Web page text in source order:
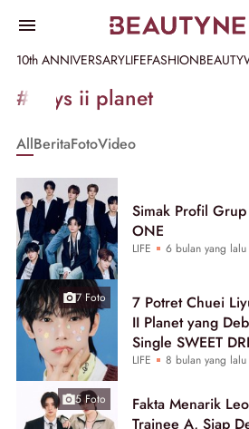
10th ANNIVERSARYLIFEFASHIONBEAUTY
Informasi
[GET_DATA_TITLE]
Beautynesia
#boys ii planet
AllBeritaFotoVideo
Simak Profil Grup
ONE
LIFE 6 bulan yang lalu
7 Foto
7 Potret Chuei
II Planet yang
Single SWEET
LIFE 8 bulan yang lalu
5 Foto
Fakta Menarik
Trainee A, Siap